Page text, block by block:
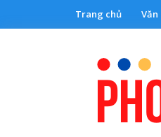
Trang chủ Văn